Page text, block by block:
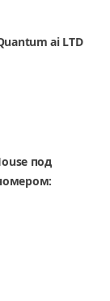
ai LTD
под